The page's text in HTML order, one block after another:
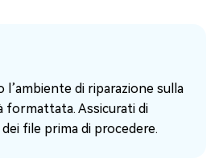
l’ambiente di riparazione sulla
formattata. Assicurati di
file prima di procedere.